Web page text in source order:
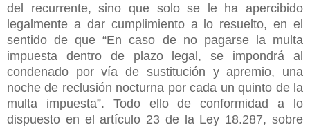
del recurrente, sino que solo se le ha apercibido
legalmente a dar cumplimiento a lo resuelto, en el
sentido de que “En caso de no pagarse la multa
impuesta dentro de plazo legal, se impondrá al
condenado por vía de sustitución y apremio, una
noche de reclusión nocturna por cada un quinto de la
multa impuesta”. Todo ello de conformidad a lo
dispuesto en el artículo 23 de la Ley 18.287, sobre